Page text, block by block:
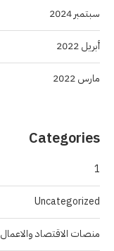
سبتمبر 2024
أبريل 2022
مارس 2022
Categories
1
Uncategorized
منصات الاقتصاد والاعمال